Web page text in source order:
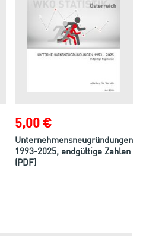
5,00 €
Unternehmensneugründungen
1993-2025, endgültige Zahlen
(PDF)